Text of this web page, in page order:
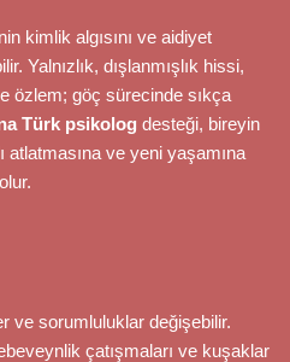
kimlik algısını ve aidiyet
Yalnızlık, dışlanmışlık hissi,
özlem; göç sürecinde sıkça
Türk psikolog desteği, bireyin
atlatmasına ve yeni yaşamına
ve sorumluluklar değişebilir.
çatışmaları ve kuşaklar